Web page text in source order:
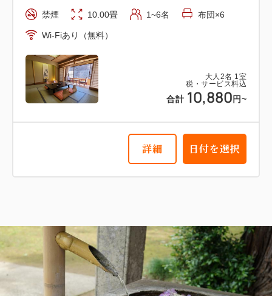
大人 2名 1室
税・サービス料込
合計 10,880 円~
禁煙 10.00畳 1~6名 布団×6
Wi-Fiあり（無料）
詳細 日付を選択